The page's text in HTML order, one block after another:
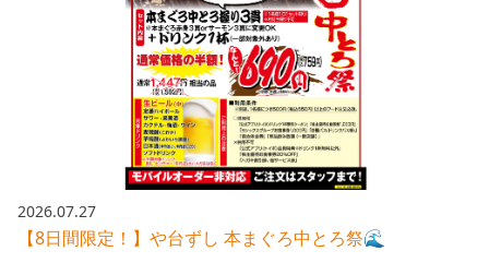
焼とりてっぱん
ひとくち餃子の頂
玉鋼
会長メッセージ
今後の取り組み
コーポレートガバナンス
財務情報
業績推移
株式情報
採用情報トップ
パート・アルバイト
店舗物件・店舗施工管理業者の募集
お問い合わせ
お問い合わせトップ
IRお問い合わせ
このサイトについて
プライバシーポリシー
2026.07.27
【8日間限定！】や台ずし 本まぐろ中とろ祭🌊